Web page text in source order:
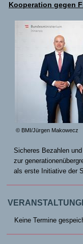
Kooperation gegen
© BMI/Jürgen Makowecz
Sicheres Bezahlen
zur
als erste Initiative der
Keine Termine